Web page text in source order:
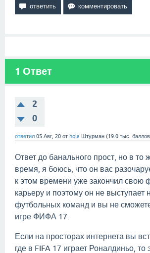
1 Ответ
2
0
ответил 05 Авг, 20 от hola Штурман (19.0 тыс.
Ответ до банального прост, но в то
время, я боюсь, что он вас
к этом времени уже закончил свою
карьеру и поэтому он не выступает
футбольных команд и вы не
игре ФИФА 17.
Если на просторах интернета вы
где в FIFA 17 играет Роналдиньо, то